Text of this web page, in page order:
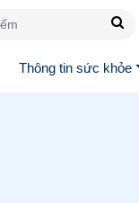
Thông tin sức khỏe